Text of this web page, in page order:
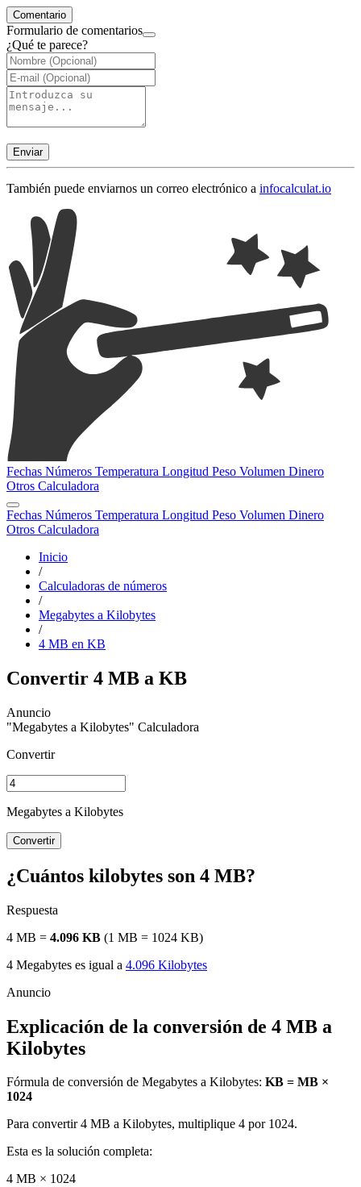
Comentario
Formulario de comentarios
¿Qué te parece?
Enviar
También puede enviarnos un correo electrónico a infocalculat.io
Fechas Números Temperatura Longitud Peso Volumen Dinero
Otros Calculadora
Fechas Números Temperatura Longitud Peso Volumen Dinero
Otros Calculadora
Inicio
/
Calculadoras de números
/
Megabytes a Kilobytes
/
4 MB en KB
Convertir 4 MB a KB
"Megabytes a Kilobytes" Calculadora
Convertir
Megabytes a Kilobytes
Convertir
¿Cuántos kilobytes son 4 MB?
Respuesta
4 MB = 4.096 KB (1 MB = 1024 KB)
4 Megabytes es igual a 4.096 Kilobytes
Explicación de la conversión de 4 MB a
Kilobytes
Fórmula de conversión de Megabytes a Kilobytes: KB = MB ×
1024
Para convertir 4 MB a Kilobytes, multiplique 4 por 1024.
Esta es la solución completa:
4 MB × 1024